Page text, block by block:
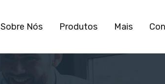
Sobre Nós Produtos Mais